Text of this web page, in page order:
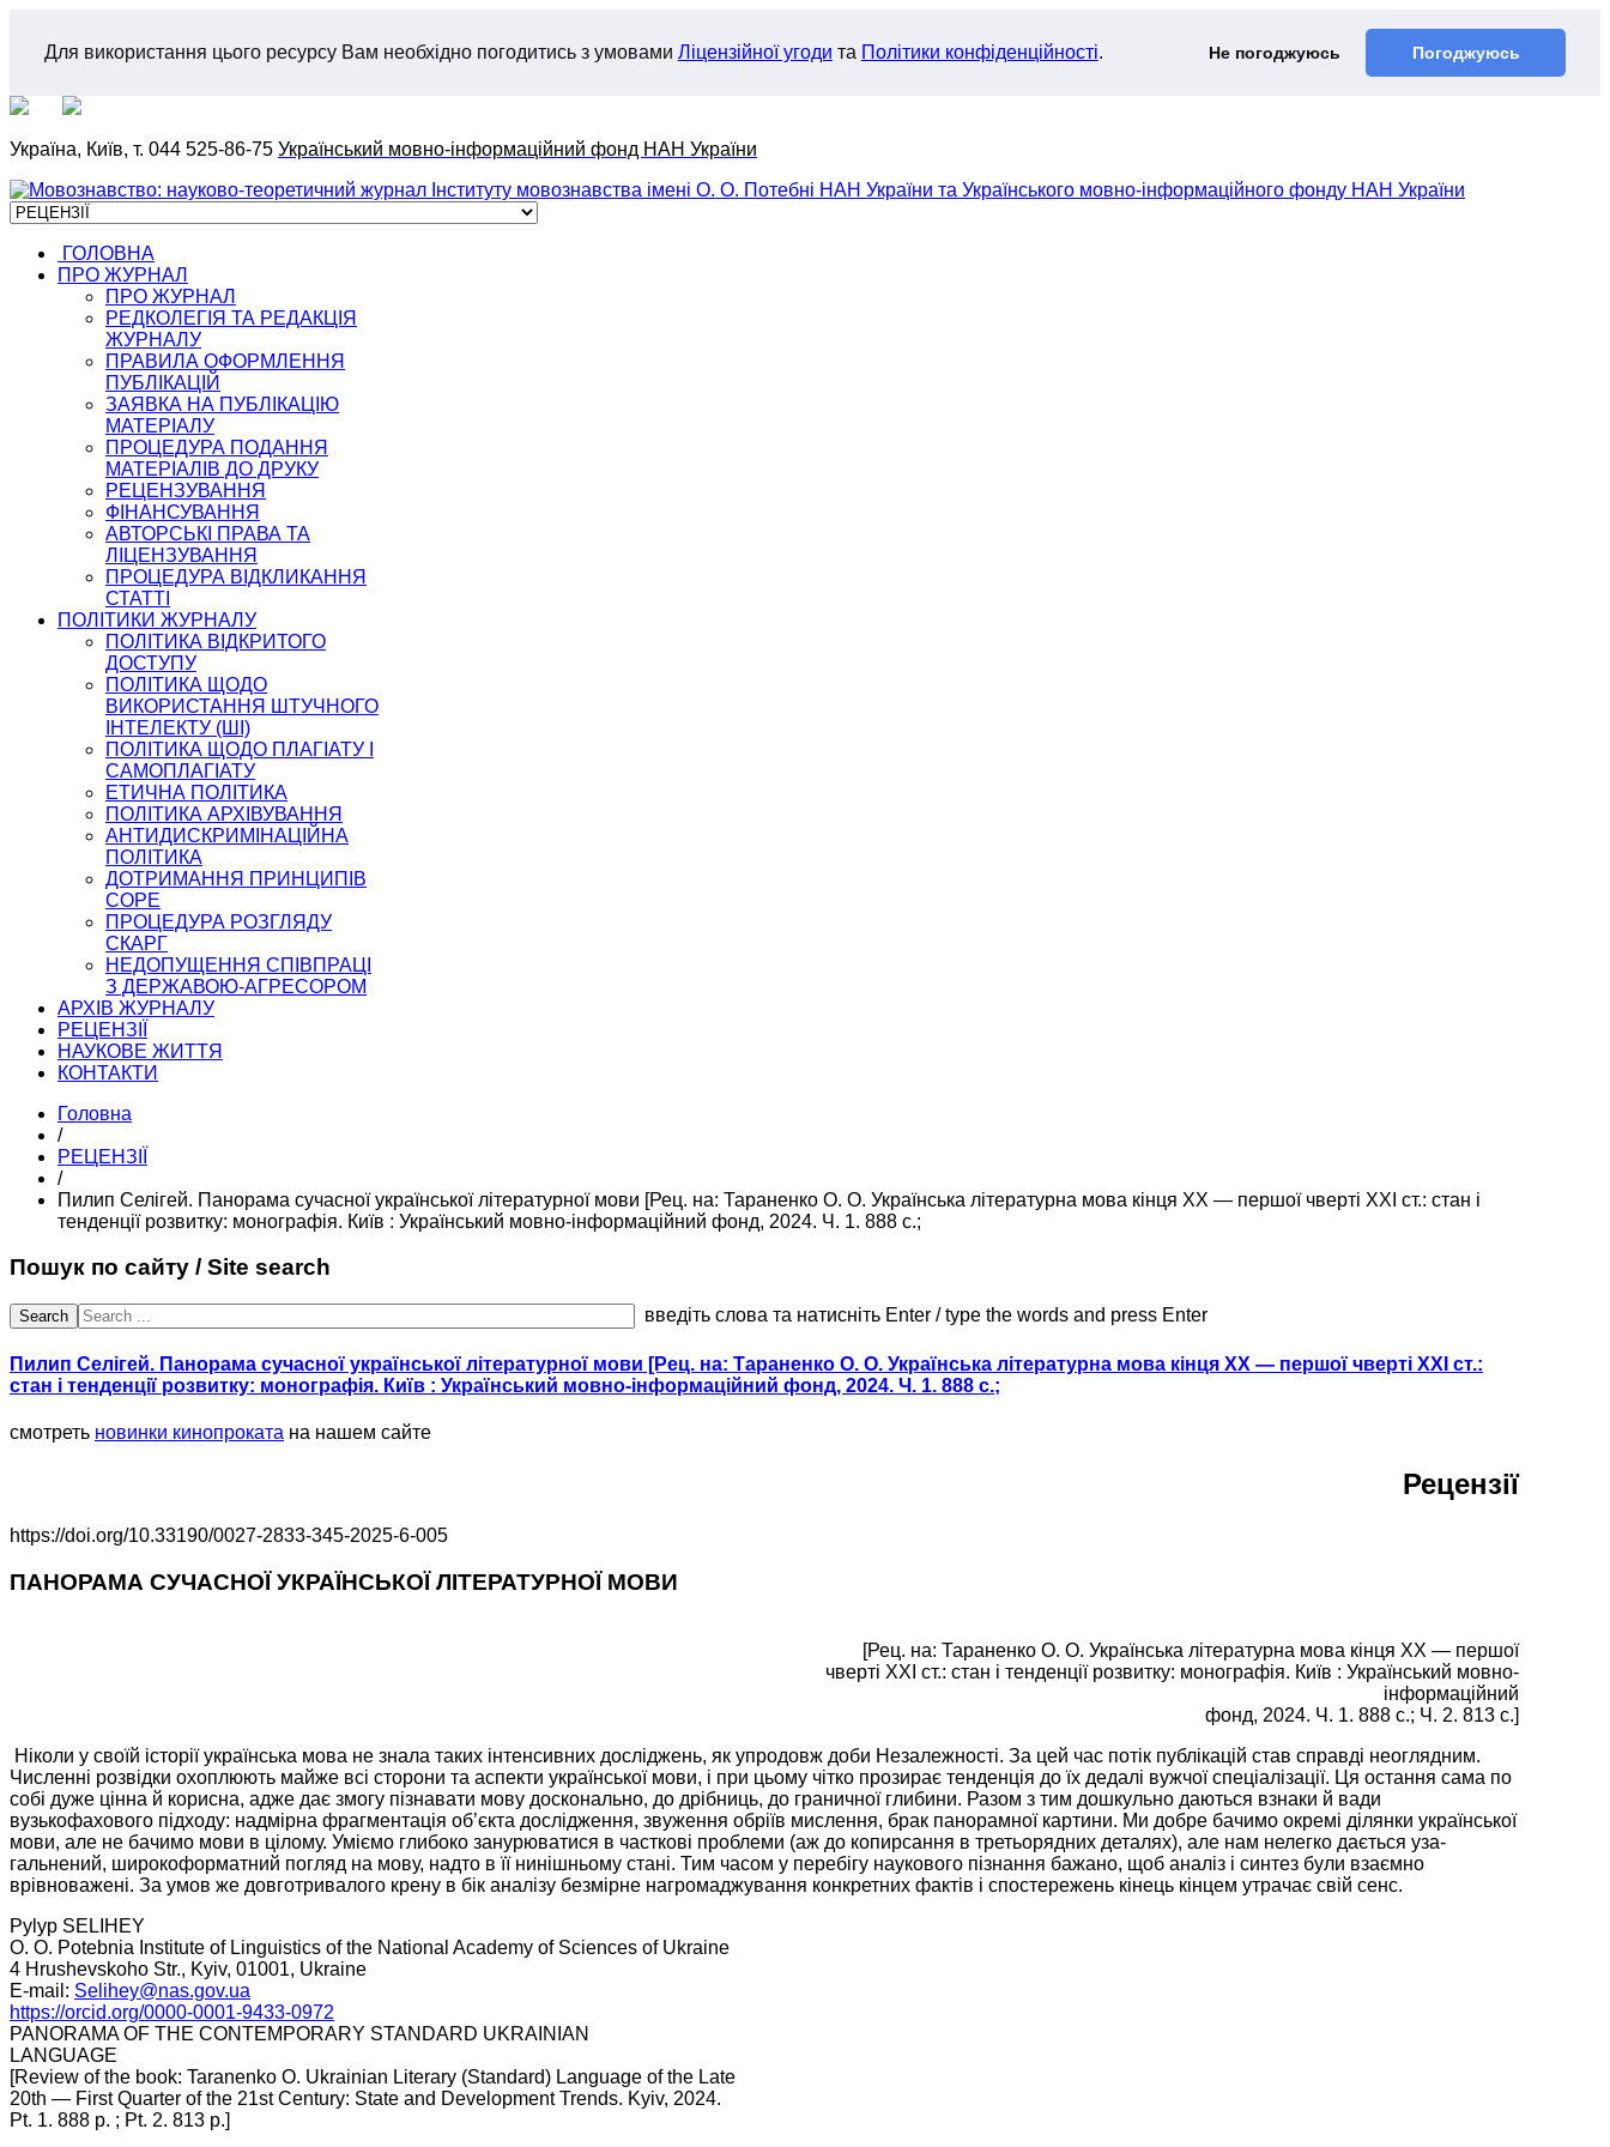
Для використання цього ресурсу Вам необхідно погодитись з умовами Ліцензійної угоди та Політики конфіденційності. Не погоджуюсь Погоджуюсь
Україна, Київ, т. 044 525-86-75 Український мовно-інформаційний фонд НАН України
ГОЛОВНА
ПРО ЖУРНАЛ
ПРО ЖУРНАЛ
РЕДКОЛЕГІЯ ТА РЕДАКЦІЯ
ЖУРНАЛУ
ПРАВИЛА ОФОРМЛЕННЯ
ПУБЛІКАЦІЙ
ЗАЯВКА НА ПУБЛІКАЦІЮ
МАТЕРІАЛУ
ПРОЦЕДУРА ПОДАННЯ
МАТЕРІАЛІВ ДО ДРУКУ
РЕЦЕНЗУВАННЯ
ФІНАНСУВАННЯ
АВТОРСЬКІ ПРАВА ТА
ЛІЦЕНЗУВАННЯ
ПРОЦЕДУРА ВІДКЛИКАННЯ
СТАТТІ
ПОЛІТИКИ ЖУРНАЛУ
ПОЛІТИКА ВІДКРИТОГО
ДОСТУПУ
ПОЛІТИКА ЩОДО
ВИКОРИСТАННЯ ШТУЧНОГО
ІНТЕЛЕКТУ (ШІ)
ПОЛІТИКА ЩОДО ПЛАГІАТУ І
САМОПЛАГІАТУ
ЕТИЧНА ПОЛІТИКА
ПОЛІТИКА АРХІВУВАННЯ
АНТИДИСКРИМІНАЦІЙНА
ПОЛІТИКА
ДОТРИМАННЯ ПРИНЦИПІВ
COPE
ПРОЦЕДУРА РОЗГЛЯДУ
СКАРГ
НЕДОПУЩЕННЯ СПІВПРАЦІ
З ДЕРЖАВОЮ-АГРЕСОРОМ
АРХІВ ЖУРНАЛУ
РЕЦЕНЗІЇ
НАУКОВЕ ЖИТТЯ
КОНТАКТИ
Головна
/
РЕЦЕНЗІЇ
/
Пилип Селігей. Панорама сучасної української літературної мови [Рец. на: Тараненко О. О. Українська літературна мова кінця ХХ — першої чверті ХХІ ст.: стан і
тенденції розвитку: монографія. Київ : Український мовно-інформаційний фонд, 2024. Ч. 1. 888 с.;
Пошук по сайту / Site search
Search введіть слова та натисніть Enter / type the words and press Enter
Пилип Селігей. Панорама сучасної української літературної мови [Рец. на: Тараненко О. О. Українська літературна мова кінця ХХ — першої чверті ХХІ ст.:
стан і тенденції розвитку: монографія. Київ : Український мовно-інформаційний фонд, 2024. Ч. 1. 888 с.;
смотреть новинки кинопроката на нашем сайте
Рецензії
https://doi.org/10.33190/0027-2833-345-2025-6-005
ПАНОРАМА СУЧАСНОЇ УКРАЇНСЬКОЇ ЛІТЕРАТУРНОЇ МОВИ
[Рец. на: Тараненко О. О. Українська літературна мова кінця ХХ — першої
чверті ХХІ ст.: стан і тенденції розвитку: монографія. Київ : Український мовно-
інформаційний
фонд, 2024. Ч. 1. 888 с.; Ч. 2. 813 с.]
Ніколи у своїй історії українська мова не знала таких інтенсивних до­сліджень, як упродовж доби Незалежності. За цей час потік публікацій став справді неоглядним.
Численні розвідки охоплюють майже всі сторони та ас­пекти української мови, і при цьому чітко прозирає тенденція до їх дедалі вужчої спеціалізації. Ця остання сама по
собі дуже цінна й корисна, адже дає змогу пізнавати мову досконально, до дрібниць, до граничної глибини. Разом з тим дошкульно даються взнаки й вади
вузькофахового підходу: над­мірна фрагментація об’єкта дослідження, звуження обріїв мислення, брак панорамної картини. Ми добре бачимо окремі ділянки української
мови, але не бачимо мови в цілому. Уміємо глибоко занурюватися в часткові проблеми (аж до копирсання в третьорядних деталях), але нам нелегко дається уза­
гальнений, широкоформатний погляд на мову, надто в її нинішньому ста­ні. Тим часом у перебігу наукового пізнання бажано, щоб аналіз і синтез були взаємно
врівноважені. За умов же довготривалого крену в бік аналізу безмірне нагромаджування конкретних фактів і спостережень кінець кінцем утрачає свій сенс.
Pylyp SELIHEY
O. О. Potebnia Institute of Linguistics of the National Academy of Sciences of Ukraine
4 Hrushevskoho Str., Kyiv, 01001, Ukraine
E-mail: Selihey@nas.gov.ua
https://orcid.org/0000-0001-9433-0972
PANORAMA OF THE CONTEMPORARY STANDARD UKRAINIAN
LANGUAGE
[Review of the book: Taranenko O. Ukrainian Literary (Standard) Language of the Late
20th — First Quarter of the 21st Century: State and Development Trends. Kyiv, 2024.
Pt. 1. 888 p. ; Pt. 2. 813 p.]